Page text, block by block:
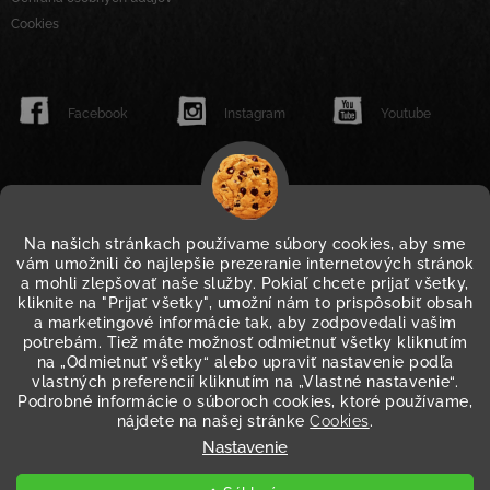
Na našich stránkach používame súbory cookies, aby sme
vám umožnili čo najlepšie prezeranie internetových stránok
a mohli zlepšovať naše služby. Pokiaľ chcete prijať všetky,
kliknite na "Prijať všetky", umožní nám to prispôsobiť obsah
a marketingové informácie tak, aby zodpovedali vašim
potrebám. Tiež máte možnosť odmietnuť všetky kliknutím
na „Odmietnuť všetky“ alebo upraviť nastavenie podľa
vlastných preferencií kliknutím na „Vlastné nastavenie“.
Podrobné informácie o súboroch cookies, ktoré používame,
nájdete na našej stránkeCookies.
Nastavenie
Cookies
Facebook Instagram Youtube
WWW.JACK-LINKS.SK WWW.JACKLINKS.EU